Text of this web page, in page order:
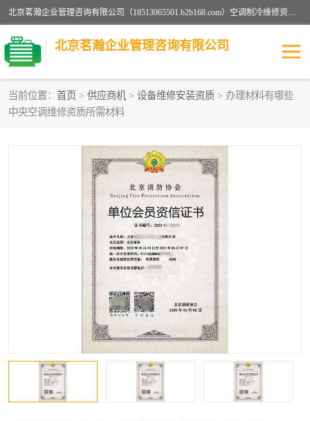
北京茗瀚企业管理咨询有限公司（18513065501.b2b168.com）空调制冷维修资质,油烟管道清洗资质,清洗行业资质公司秉承“顾客至上，锐意进缺的经营理念，我们提供高质量的产品，坚持“客户”的原则为广大客户提供贴心服务。如果你对公司的产品感兴趣，可以联系高经理，我们会用好的产品和服务让您满意。
北京茗瀚企业管理咨询有限公司
当前位置： 首页 > 供应商机 > 设备维修安装资质 > 办理材料有哪些
中央空调维修资质所需材料
烟道清洗资质
认证服务
防爆电气维修安装资质 空调制冷维修安装资质
矿用设备检修资质